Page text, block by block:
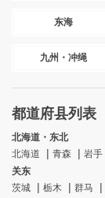
东海
九州・冲绳
都道府县列表
北海道・东北
北海道
青森 岩手
关东
茨城
栃木 群马